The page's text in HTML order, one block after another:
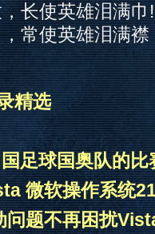
使英雄泪满巾!
使英雄泪满襟
精选
足球国奥队的比
微软操作系统
问题不再困扰